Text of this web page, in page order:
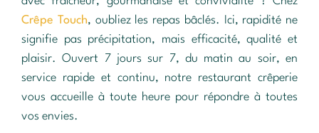
Crêpe Touch, oubliez les repas bâclés. Ici, rapidité ne
signifie pas précipitation, mais efficacité, qualité et
plaisir. Ouvert 7 jours sur 7, du matin au soir, en
service rapide et continu, notre restaurant crêperie
vous accueille à toute heure pour répondre à toutes
vos envies.